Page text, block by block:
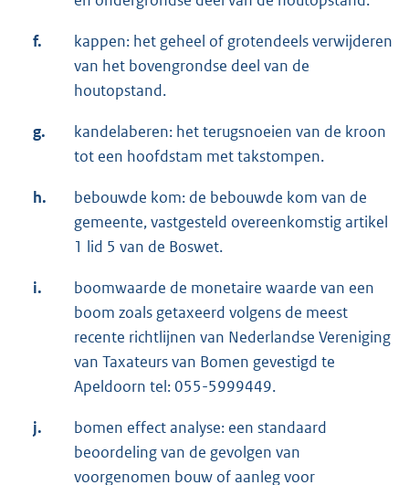
f.
kappen: het geheel of grotendeels verwijderen
van het bovengrondse deel van de
houtopstand.
g.
kandelaberen: het terugsnoeien van de kroon
tot een hoofdstam met takstompen.
h.
bebouwde kom: de bebouwde kom van de
gemeente, vastgesteld overeenkomstig artikel
1 lid 5 van de Boswet.
i.
boomwaarde de monetaire waarde van een
boom zoals getaxeerd volgens de meest
recente richtlijnen van Nederlandse Vereniging
van Taxateurs van Bomen gevestigd te
Apeldoorn tel: 055-5999449.
j.
bomen effect analyse: een standaard
beoordeling van de gevolgen van
voorgenomen bouw of aanleg voor